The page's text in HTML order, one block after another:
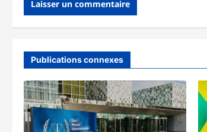
Publications connexes